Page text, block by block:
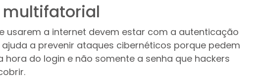
usarem a internet devem estar com a autenticação
a prevenir ataques cibernéticos porque pedem
hora do login e não somente a senha que hackers